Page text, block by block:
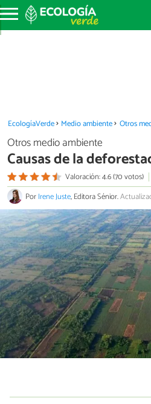
EcologíaVerde Medio ambiente Otros
Otros medio ambiente
Causas de la
Valoración: 4.6 (70 votos)
PorIrene Juste, Editora Sénior.